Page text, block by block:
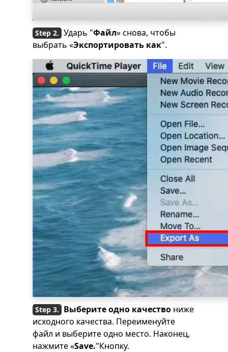
Ударь "Файл» снова, чтобы
выбрать «Экспортировать как".
Выберите одно качество ниже
исходного качества. Переименуйте
файл и выберите одно место. Наконец,
нажмите «Save."Кнопку.